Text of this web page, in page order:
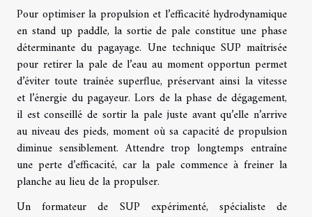
Pour optimiser la propulsion et l’efficacité hydrodynamique
en stand up paddle, la sortie de pale constitue une phase
déterminante du pagayage. Une technique SUP maîtrisée
pour retirer la pale de l’eau au moment opportun permet
d’éviter toute traînée superflue, préservant ainsi la vitesse
et l’énergie du pagayeur. Lors de la phase de dégagement,
il est conseillé de sortir la pale juste avant qu’elle n’arrive
au niveau des pieds, moment où sa capacité de propulsion
diminue sensiblement. Attendre trop longtemps entraîne
une perte d’efficacité, car la pale commence à freiner la
planche au lieu de la propulser.
Un formateur de SUP expérimenté, spécialiste de